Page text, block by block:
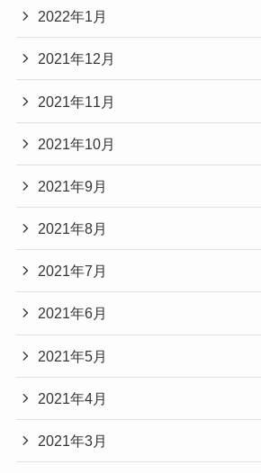
2022年1月
2021年12月
2021年11月
2021年10月
2021年9月
2021年8月
2021年7月
2021年6月
2021年5月
2021年4月
2021年3月